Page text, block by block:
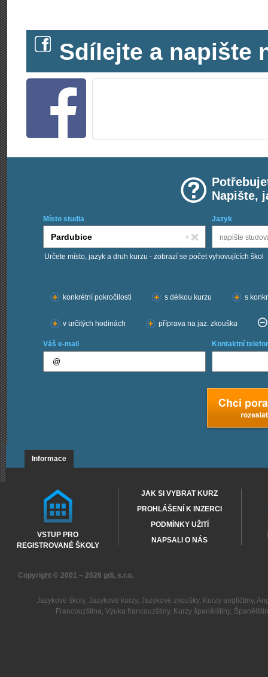
Sdílejte a napište
Napište,
Místo studia Jazyk
Určete místo, jazyk a druh kurzu - zobrazí se počet vyhovujících škol
konkrétní pokročilosti
s délkou kurzu s
v určitých hodinách příprava na jaz. zkoušku
Váš e-mail Kontaktní
Informace
VSTUP PRO
REGISTROVANÉ ŠKOLY
JAK SI VYBRAT KURZ
PROHLÁŠENÍ K INZERCI
PODMÍNKY UŽITÍ
NAPSALI O NÁS
Copyright © 2001 – 2026 gdi, s.r.o.
Jazykové školy, Jazykové kurzy, Jazykové zkoušky, Kurzy angličtiny,
Francouzština,Výuka francouzštiny, Kurzy španělštiny,